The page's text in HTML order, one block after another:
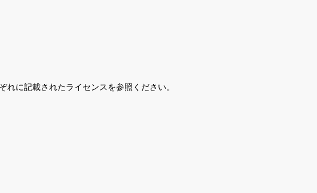
れに記載されたライセンスを参照ください。